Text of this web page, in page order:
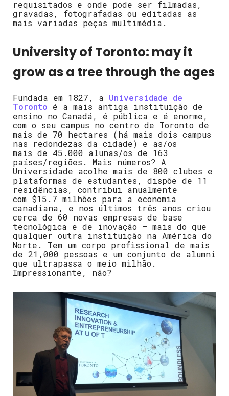
requisitados e onde pode ser filmadas,
gravadas, fotografadas ou editadas as
mais variadas peças multimédia.
University of Toronto: may it
grow as a tree through the ages
Fundada em 1827, a Universidade de
Toronto é a mais antiga instituição de
ensino no Canadá, é pública e é enorme,
com o seu campus no centro de Toronto de
mais de 70 hectares (há mais dois campus
nas redondezas da cidade) e as/os
mais de 45.000 alunas/os de 163
países/regiões. Mais números? A
Universidade acolhe mais de 800 clubes e
plataformas de estudantes, dispõe de 11
residências, contribui anualmente
com $15.7 milhões para a economia
canadiana, e nos últimos três anos criou
cerca de 60 novas empresas de base
tecnológica e de inovação – mais do que
qualquer outra instituição na América do
Norte. Tem um corpo profissional de mais
de 21,000 pessoas e um conjunto de alumni
que ultrapassa o meio milhão.
Impressionante, não?